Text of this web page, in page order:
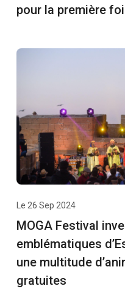
pour la première
Le 26 Sep 2024
MOGA Festival
emblématiques
une multitude
gratuites